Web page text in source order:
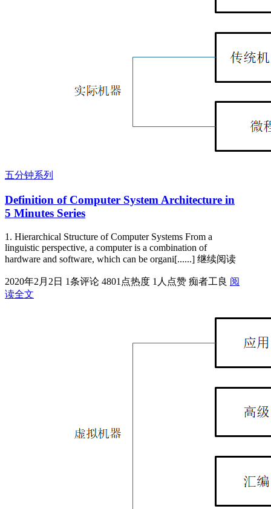
五分钟系列
Definition of Computer System Architecture in
5 Minutes Series
1. Hierarchical Structure of Computer Systems From a
linguistic perspective, a computer is a combination of
hardware and software, which can be organi[......] 继续阅读
2020年2月2日 1条评论 4801点热度 1人点赞 痴者工良 阅
读全文